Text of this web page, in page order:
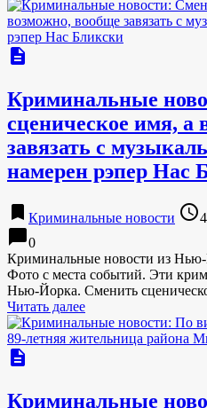
description
Криминальные
сценическое имя, а
завязать с
намерен рэпер Нас
bookmark Криминальные новости access_time
chat_bubble0
Криминальные новости из Нью-
Фото с места событий. Эти
Нью-Йорка. Сменить
Читать далее
description
Криминальные